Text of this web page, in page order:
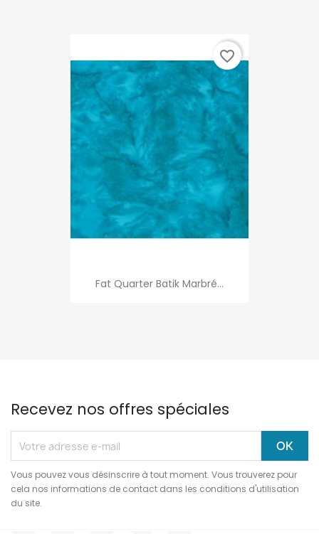
Fat Quarter Batik Marbré...
favorite_border
Recevez nos offres spéciales
Vous pouvez vous désinscrire à tout moment. Vous trouverez pour
cela nos informations de contact dans les conditions d'utilisation
du site.